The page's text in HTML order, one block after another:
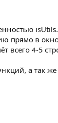
прямо в
всего 4-5
а так